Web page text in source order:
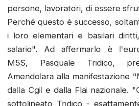
persone, lavoratori, di essere
Perché questo è successo,
i loro elementari e basilari
salario". Ad affermarlo è
M5S, Pasquale Tridico,
Amendolara alla manifestazione
dalla Cgil e dalla Flai nazionale.
sottolineato Tridico -